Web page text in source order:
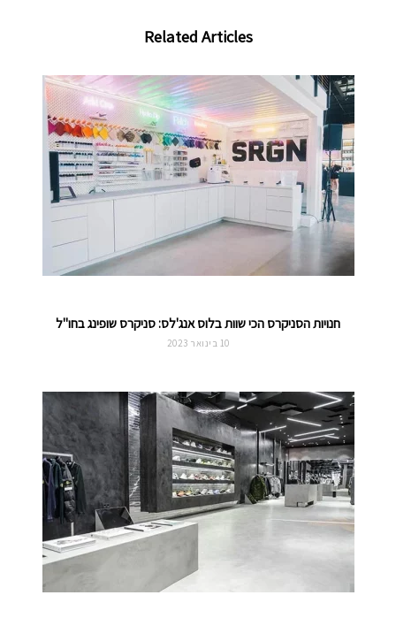
Related Articles
חנויות הסניקרס הכי שוות בלוס אנג'לס: סניקרס שופינג בחו"ל
10 בינואר 2023